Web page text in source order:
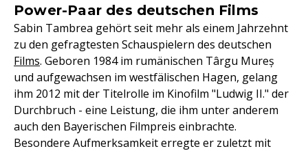
Power-Paar des deutschen Films
Sabin Tambrea gehört seit mehr als einem Jahrzehnt
zu den gefragtesten Schauspielern des deutschen
Films. Geboren 1984 im rumänischen Târgu Mureș
und aufgewachsen im westfälischen Hagen, gelang
ihm 2012 mit der Titelrolle im Kinofilm "Ludwig II." der
Durchbruch - eine Leistung, die ihm unter anderem
auch den Bayerischen Filmpreis einbrachte.
Besondere Aufmerksamkeit erregte er zuletzt mit